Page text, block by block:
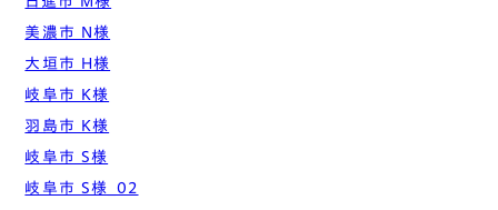
美濃市 N様
大垣市 H様
岐阜市 K様
羽島市 K様
岐阜市 S様
岐阜市 S様_02